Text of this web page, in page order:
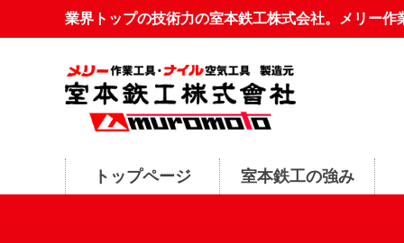
業界トップの技術力の室本鉄工株式会社。メリー
トップページ 室本鉄工の強み